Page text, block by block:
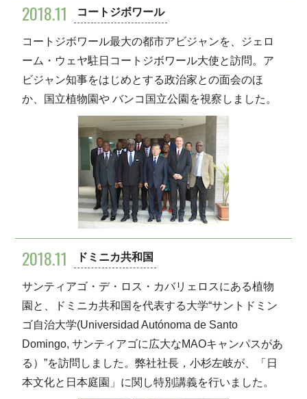
2018.11 コートジボワール
コートジボワール最大の都市アビジャンを、ジェロ
ーム・ウェヤ駐日コートジボワール大使と訪問。ア
ビジャン知事をはじめとする政治家との面会のほ
か、国立植物園や バンコ国立公園を視察しました。
2018.11 ドミニカ共和国
サンティアゴ・デ・ロス・カバリェロスにある植物
園と、ドミニカ共和国を代表する大学“サントドミン
ゴ自治大学(Universidad Autónoma de Santo
Domingo, サンティアゴに広大なMAOキャンパスがあ
る）”を訪問しました。弊社社長，小杉左岐が、「日
本文化と日本庭園」に関し特別講義を行いました。